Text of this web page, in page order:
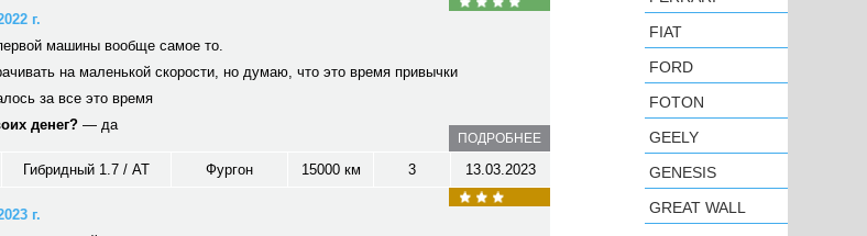
г.
машины вообще самое то.
на маленькой скорости, но думаю, что это время привычки
за все это время
денег? — да
ПОДРОБНЕЕ
Гибридный 1.7 / AT Фургон 15000 км 3 13.03.2023
г.
FIAT
FORD
FOTON
GEELY
GENESIS
GREAT WALL